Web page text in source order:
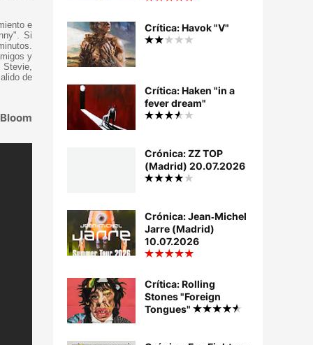
e
Si
y
de
Crítica: Havok "V"
Crítica: Haken "in a
fever dream"
Crónica: ZZ TOP
(Madrid) 20.07.2026
Crónica: Jean‐Michel
Jarre (Madrid)
10.07.2026
Crítica: Rolling
Stones "Foreign
Tongues"